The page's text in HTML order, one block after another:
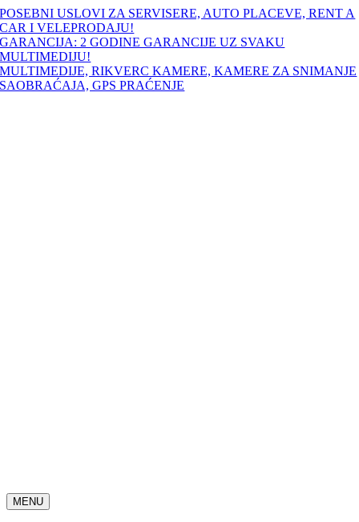
Skip
to
content
POSEBNI USLOVI ZA SERVISERE, AUTO PLACEVE, RENT A
CAR I VELEPRODAJU!
GARANCIJA: 2 GODINE GARANCIJE UZ SVAKU
MULTIMEDIJU!
MULTIMEDIJE, RIKVERC KAMERE, KAMERE ZA SNIMANJE
SAOBRAĆAJA, GPS PRAĆENJE
MENU